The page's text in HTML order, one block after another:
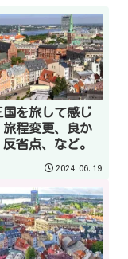
国を旅して感じ
旅程変更、良か
省点、など。
2024.06.19